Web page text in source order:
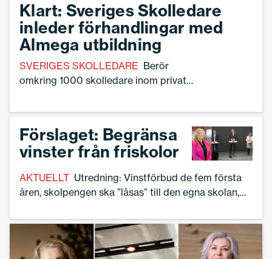
Klart: Sveriges Skolledare
inleder förhandlingar med
Almega utbildning
SVERIGES SKOLLEDARE Berör
omkring 1000 skolledare inom privat
Förslaget: Begränsa
vinster från friskolor
AKTUELLT Utredning: Vinstförbud de fem första
åren, skolpengen ska ”låsas” till den egna skolan,
reglerna.